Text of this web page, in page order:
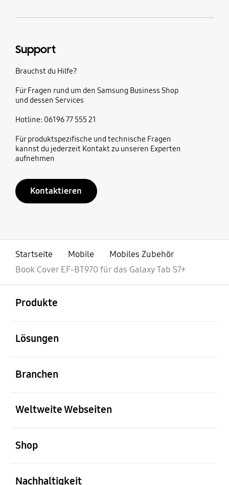
Support
Brauchst du Hilfe?
Für Fragen rund um den Samsung Business Shop
und dessen Services
Hotline: 06196 77 555 21
Für produktspezifische und technische Fragen
kannst du jederzeit Kontakt zu unseren Experten
aufnehmen
Kontaktieren
Startseite Mobile
Mobiles Zubehör
Book Cover EF-BT970 für das Galaxy Tab S7+
Produkte
Lösungen
Branchen
Weltweite Webseiten
Shop
Nachhaltigkeit